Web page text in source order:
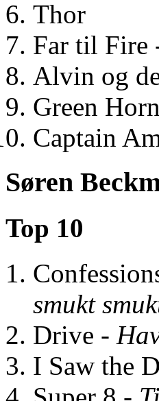
Thor
Far til Fire
Alvin og
Green
Captain
Søren
Top 10
smukt
Drive -
I Saw the